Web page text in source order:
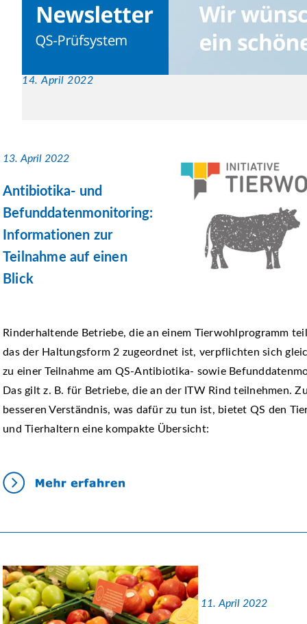
14. April 2022
13. April 2022
Antibiotika- und
Befunddatenmonitoring:
Informationen zur
Teilnahme auf einen
Blick
Rinderhaltende Betriebe, die an einem Tierwohlprogramm
das der Haltungsform 2 zugeordnet ist, verpflichten sich
zu einer Teilnahme am QS-Antibiotika- sowie
Das gilt z. B. für Betriebe, die an der ITW Rind teilnehmen.
besseren Verständnis, was dafür zu tun ist, bietet QS den
und Tierhaltern eine kompakte Übersicht:
11. April 2022